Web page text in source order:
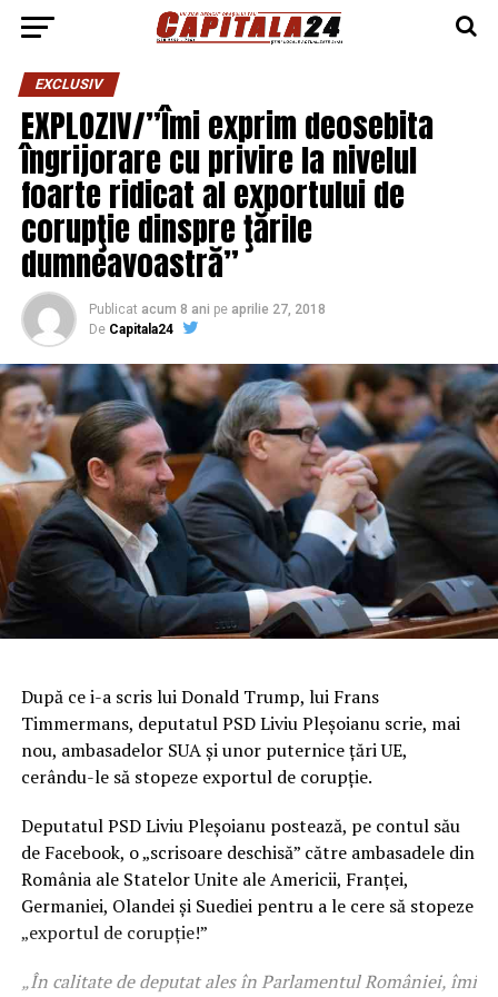
EXCLUSIV
EXPLOZIV/”Îmi exprim deosebita
îngrijorare cu privire la nivelul
foarte ridicat al exportului de
corupţie dinspre ţările
dumneavoastră”
Publicat acum 8 ani pe aprilie 27, 2018
De Capitala24
După ce i-a scris lui Donald Trump, lui Frans
Timmermans, deputatul PSD Liviu Pleşoianu scrie, mai
nou, ambasadelor SUA şi unor puternice ţări UE,
cerându-le să stopeze exportul de corupţie.
Deputatul PSD Liviu Pleşoianu postează, pe contul său
de Facebook, o „scrisoare deschisă” către ambasadele din
România ale Statelor Unite ale Americii, Franţei,
Germaniei, Olandei şi Suediei pentru a le cere să stopeze
„exportul de corupţie!”
„În calitate de deputat ales în Parlamentul României, îmi